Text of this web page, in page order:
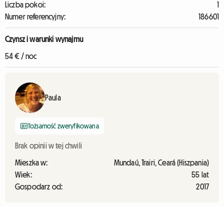
Liczba pokoi:
1
Numer referencyjny:
186601
Czynsz i warunki wynajmu
54 € / noc
Paula
Tożsamość zweryfikowana
Brak opinii w tej chwili
Mieszka w:
Mundaú, Trairi, Ceará (Hiszpania)
Wiek:
55 lat
Gospodarz od:
2017